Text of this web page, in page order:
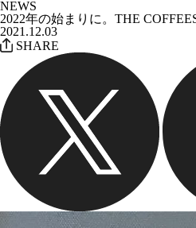
NEWS
2022年の始まりに。THE
2021.12.03
SHARE